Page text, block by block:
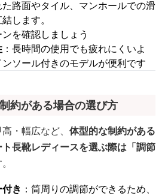
路面やタイル、マンホールでの滑
します。
を確認しましょう
：長時間の使用でも疲れにくいよ
ソール付きのモデルが便利です
約がある場合の選び方
・幅広など、 体型的な制約がある
長靴レディースを選ぶ際は「調節
き ：筒周りの調節ができるため、